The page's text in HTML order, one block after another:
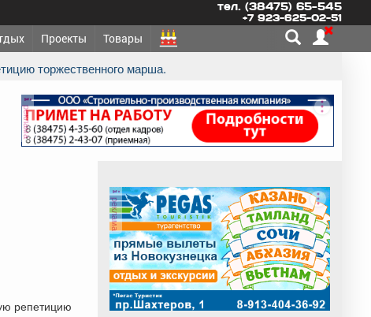
тел. (38475) 65-545
+7 923-625-02-51
Проекты Товары
торжественного марша.
реклама
репетицию
реклама